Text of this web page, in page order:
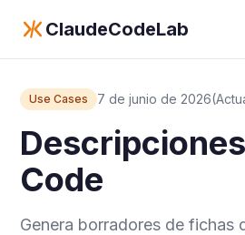
ClaudeCodeLab
Use Cases 7 de junio de 2026
Code
Genera borradores de